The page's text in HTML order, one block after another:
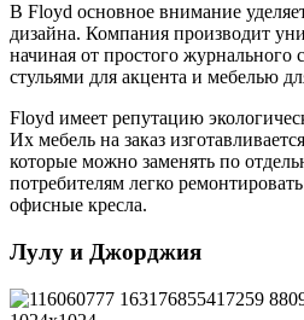
В Floyd основное внимание
дизайна. Компания производит
начиная от простого журнального
стульями для акцента и мебелью
Floyd имеет репутацию
Их мебель на заказ
которые можно заменять по
потребителям легко
офисные кресла.
Лулу и Джорджия